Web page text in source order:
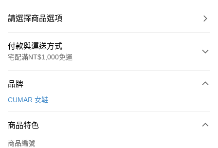
請選擇商品選項
付款與運送方式
宅配滿NT$1,000免運
信用卡一次付款
Apple Pay
街口支付
品牌
CUMAR 女鞋
商品特色
商品編號